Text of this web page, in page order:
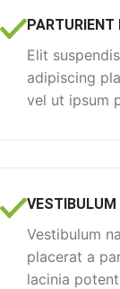
PARTURIENT
Elit
adipiscing
vel ut ipsum
Vestibulum
placerat a
lacinia